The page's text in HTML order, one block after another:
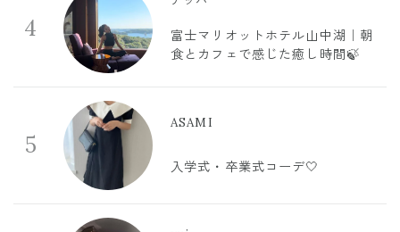
4
富士マリオットホテル山中湖｜朝
食とカフェで感じた癒し時間🍃
5
ASAMI
入学式・卒業式コーデ🤍